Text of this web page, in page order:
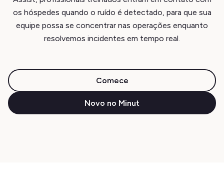
os hóspedes quando o ruído é detectado, para que sua
equipe possa se concentrar nas operações enquanto
resolvemos incidentes em tempo real.
Comece
Novo no Minut